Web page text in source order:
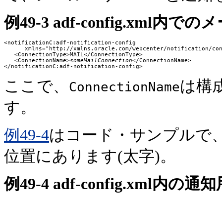
例49-3 adf-config.xml内での
<notificationC:adf-notification-config
xmlns="http://xmlns.oracle.com/webcenter/notification/
   <ConnectionType>MAIL</ConnectionType>
   <ConnectionName>
someMailConnection</ConnectionName>
ここで、 ConnectionNameは構
す。
例49-4はコード・サンプルで
位置にあります(太字)。
例49-4 adf-config.xml内の通